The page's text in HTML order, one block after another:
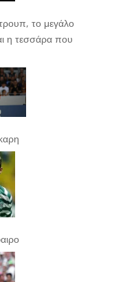
το μεγάλο
η τεσσάρα που